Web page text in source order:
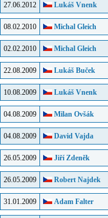
27.06.2012 Lukáš Vnenk
08.02.2010 Michal Gleich
02.02.2010 Michal Gleich
22.08.2009 Lukáš Buček
10.08.2009 Lukáš Vnenk
04.08.2009 Milan Ovšák
04.08.2009 David Vajda
26.05.2009 Jiří Zdeněk
26.05.2009 Robert Najdek
31.01.2009 Adam Falter